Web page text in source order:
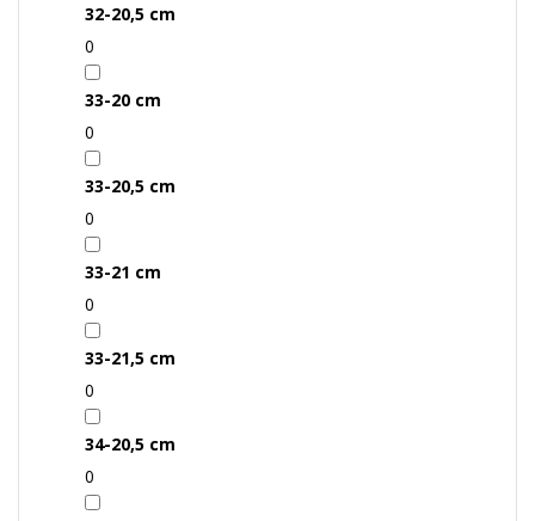
32-20,5 cm
0
33-20 cm
0
33-20,5 cm
0
33-21 cm
0
33-21,5 cm
0
34-20,5 cm
0